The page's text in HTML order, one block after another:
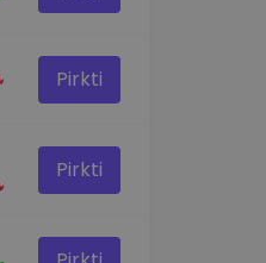
Pirkti
Pirkti